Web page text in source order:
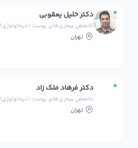
دکتر خلیل یعقوبی
تخصص بیماری‌های پوست (درماتولوژی)
تهران
دکتر فرهاد ملک زاد
تخصص بیماری‌های پوست (درماتولوژی)
تهران